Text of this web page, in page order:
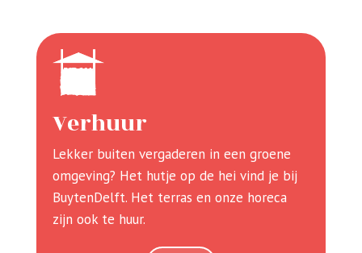
Verhuur
Lekker buiten vergaderen in een groene
omgeving? Het hutje op de hei vind je bij
BuytenDelft. Het terras en onze horeca
zijn ook te huur.